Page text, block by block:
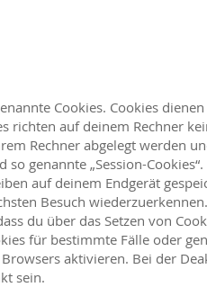
Cookies. Cookies
richten auf deinem Rechner
Rechner abgelegt werden
genannte „Session-
auf deinem Endgerät
Besuch wiederzuerkennen.
du über das Setzen von
für bestimmte Fälle oder
aktivieren. Bei der
sein.